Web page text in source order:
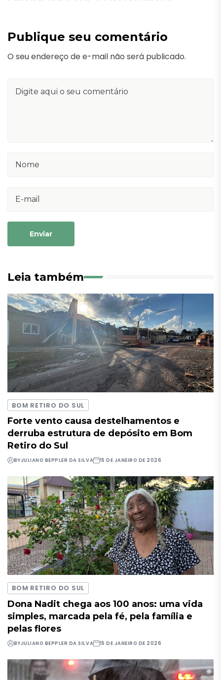
Publique seu comentário
O seu endereço de e-mail não será publicado.
Enviar
Leia também
BOM RETIRO DO SUL
Forte vento causa destelhamentos e
derruba estrutura de depósito em Bom
Retiro do Sul
BYJULIANO BEPPLER DA SILVA 15 DE JANEIRO DE 2026
BOM RETIRO DO SUL
Dona Nadit chega aos 100 anos: uma vida
simples, marcada pela fé, pela família e
pelas flores
BYJULIANO BEPPLER DA SILVA 15 DE JANEIRO DE 2026